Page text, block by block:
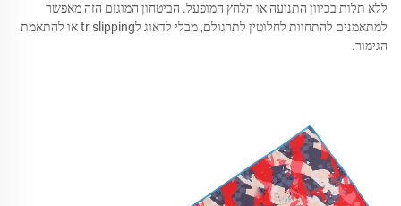
ללא תלות בכיוון התנועה או הלחץ המופעל. הביטחון המוגזם הזה מאפשר
למתאמנים להתחוות לחלוטין לתרגולם, מבלי לדאוג לtr slipping או להתאמת
הגימור.